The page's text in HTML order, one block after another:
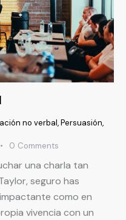
no verbal,Persuasión,
0 Comments
una charla tan
seguro has
como en
vivencia con un